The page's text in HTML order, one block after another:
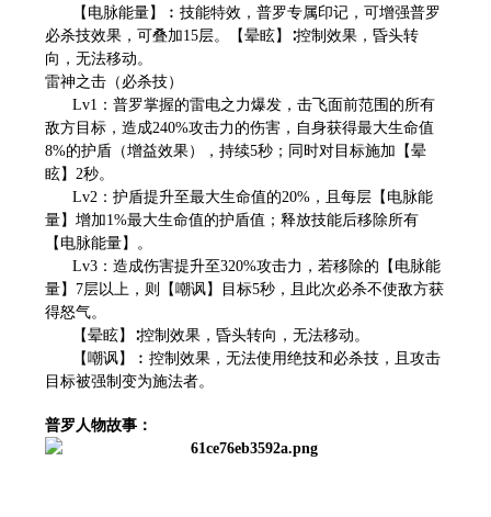
【电脉能量】︰技能特效，普罗专属印记，可增强普罗
必杀技效果，可叠加15层。【晕眩】∶控制效果，昏头转
向，无法移动。
雷神之击（必杀技）
Lv1：普罗掌握的雷电之力爆发，击飞面前范围的所有
敌方目标，造成240%攻击力的伤害，自身获得最大生命值
8%的护盾（增益效果），持续5秒；同时对目标施加【晕
眩】2秒。
Lv2：护盾提升至最大生命值的20%，且每层【电脉能
量】增加1%最大生命值的护盾值；释放技能后移除所有
【电脉能量】。
Lv3：造成伤害提升至320%攻击力，若移除的【电脉能
量】7层以上，则【嘲讽】目标5秒，且此次必杀不使敌方获
得怒气。
【晕眩】∶控制效果，昏头转向，无法移动。
【嘲讽】︰控制效果，无法使用绝技和必杀技，且攻击
目标被强制变为施法者。
普罗人物故事：